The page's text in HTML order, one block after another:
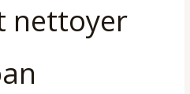
nettoyer